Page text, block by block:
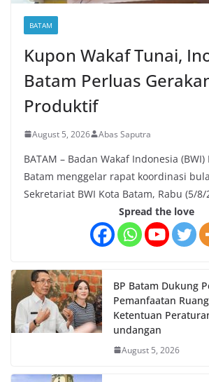
BATAM
Kupon Wakaf Tunai,
Batam Perluas
Produktif
August 5, 2026 Abas Saputra
BATAM – Badan Wakaf Indonesia
Batam menggelar rapat koordinasi
Sekretariat BWI Kota Batam, Rabu (5/8/
Spread the love
BP Batam Dukung
Pemanfaatan
Ketentuan
undangan
August 5, 2026